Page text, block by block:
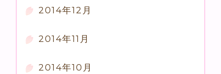
2014年12月
2014年11月
2014年10月